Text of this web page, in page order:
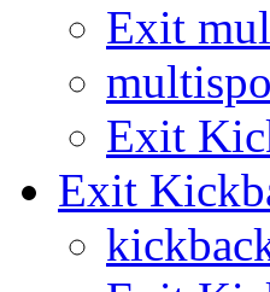
Exit
Exit
Exit